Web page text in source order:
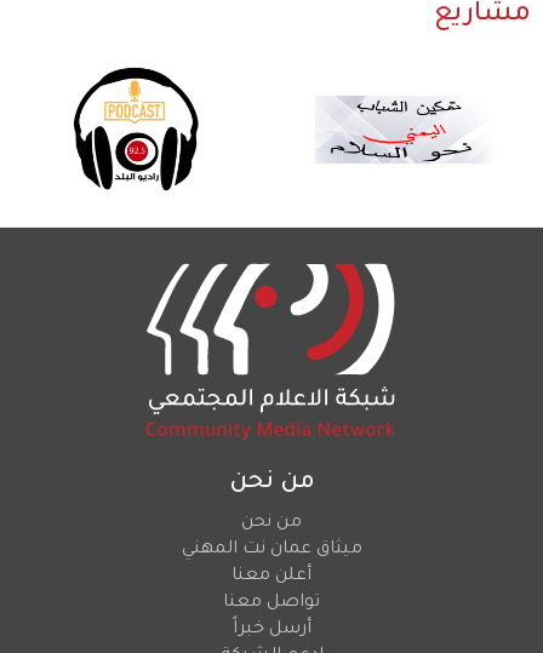
مشاريع
من نحن
من نحن
ميثاق عمان نت المهني
أعلن معنا
تواصل معنا
أرسل خبراً